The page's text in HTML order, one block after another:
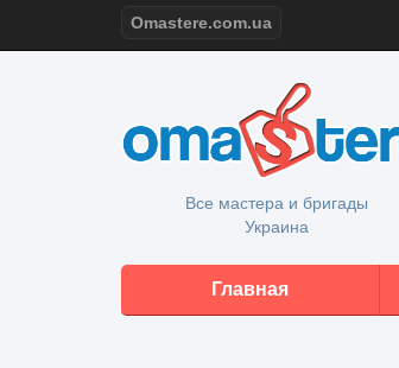
Omastere.com.ua
Все мастера и бригады
Украина
Главная